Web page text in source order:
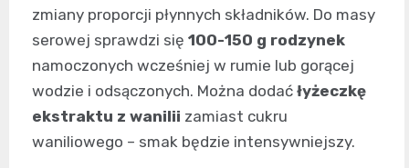
zmiany proporcji płynnych składników. Do masy
serowej sprawdzi się 100-150 g rodzynek
namoczonych wcześniej w rumie lub gorącej
wodzie i odsączonych. Można dodać łyżeczkę
ekstraktu z wanilii zamiast cukru
waniliowego – smak będzie intensywniejszy.